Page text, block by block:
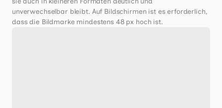
unverwechselbar bleibt. Auf Bildschirmen ist es erforderlich,
dass die Bildmarke mindestens 48 px hoch ist.